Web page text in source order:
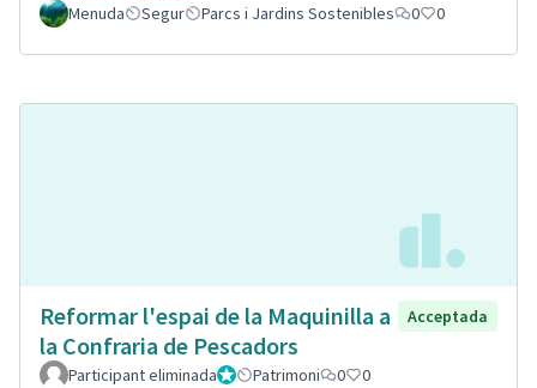
Menuda Segur Parcs i Jardins Sostenibles 0 0
Reformar l'espai de la Maquinilla a
la Confraria de Pescadors
Acceptada
Participant eliminadaAdministrador
Patrimoni 0 0